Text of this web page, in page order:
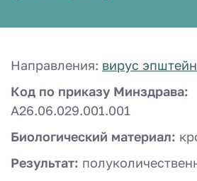
Направления: вирус
Код по приказу Минздрава:
A26.06.029.001.001
Биологический материал:
Результат: